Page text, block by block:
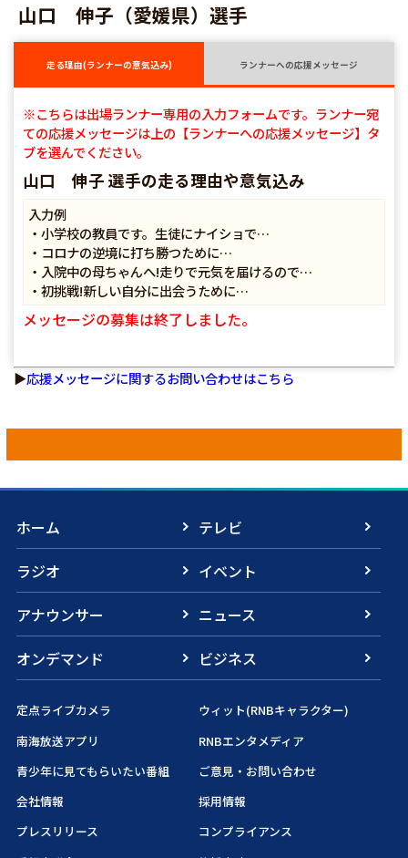
山口 伸子（愛媛県）選手
走る理由(ランナーの意気込み) ランナーへの応援メッセージ
※こちらは出場ランナー専用の入力フォームです。ランナー宛
ての応援メッセージは上の【ランナーへの応援メッセージ】タ
ブを選んでください。
山口 伸子 選手の走る理由や意気込み
入力例
・小学校の教員です。生徒にナイショで…
・コロナの逆境に打ち勝つために…
・入院中の母ちゃんへ!走りで元気を届けるので…
・初挑戦!新しい自分に出会うために…
メッセージの募集は終了しました。
▶応援メッセージに関するお問い合わせはこちら
ホーム
テレビ
ラジオ
イベント
アナウンサー
ニュース
オンデマンド
ビジネス
定点ライブカメラ
ウィット(RNBキャラクター)
南海放送アプリ
RNBエンタメディア
青少年に見てもらいたい番組
ご意見・お問い合わせ
会社情報
採用情報
プレスリリース
コンプライアンス